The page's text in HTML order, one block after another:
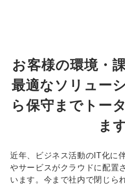
お客様の環境・
最適なソリュー
ら保守までトー
ま
近年、ビジネス活動のIT化に
やサービスがクラウドに配置
います。今まで社内で閉じら